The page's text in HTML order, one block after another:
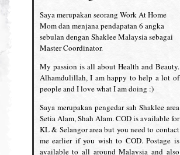
Saya merupakan seorang Work At Home
Mom dan menjana pendapatan 6 angka
sebulan dengan Shaklee Malaysia sebagai
Master Coordinator.
My passion is all about Health and Beauty.
Alhamdulillah, I am happy to help a lot of
people and I love what I am doing :)
Saya merupakan pengedar sah Shaklee area
Setia Alam, Shah Alam. COD is available for
KL & Selangor area but you need to contact
me earlier if you wish to COD. Postage is
available to all around Malaysia and also